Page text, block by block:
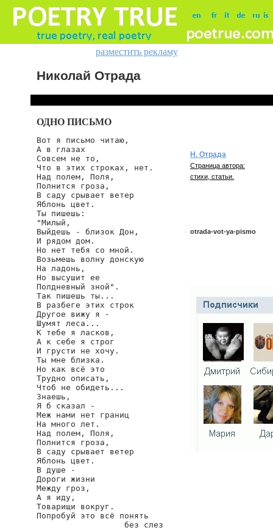
разместить рекламу
Николай Отрада
ОДНО ПИСЬМО
Вот я письмо читаю,
А в глазах
Совсем не то,
Что в этих строках, нет.
Над полем, Поля,
Полнится гроза,
В саду срывает ветер
Яблонь цвет.
Ты пишешь:
"Милый,
Выйдешь - близок Дон,
И рядом дом.
Но нет тебя со мной.
Возьмешь волну донскую
На ладонь,
Но высушит ее
Полдневный зной".
Так пишешь ты...
В разбеге этих строк
Другое вижу я -
Шумят леса...
К тебе я ласков,
А к себе я строг
И грусти не хочу.
Ты мне близка.
Но как всё это
Трудно описать,
Чтоб не обидеть...
Знаешь,
Я б сказал -
Меж нами нет границ
На много лет.
Над полем, Поля,
Полнится гроза,
В саду срывает ветер
Яблонь цвет.
В душе -
Дороги жизни
Между гроз,
А я иду,
Товарищи вокруг.
Попробуй это всё понять
                  без слез
Н. Отрада
Страница автора:
стихи, статьи.
otrada-vot-ya-pismo